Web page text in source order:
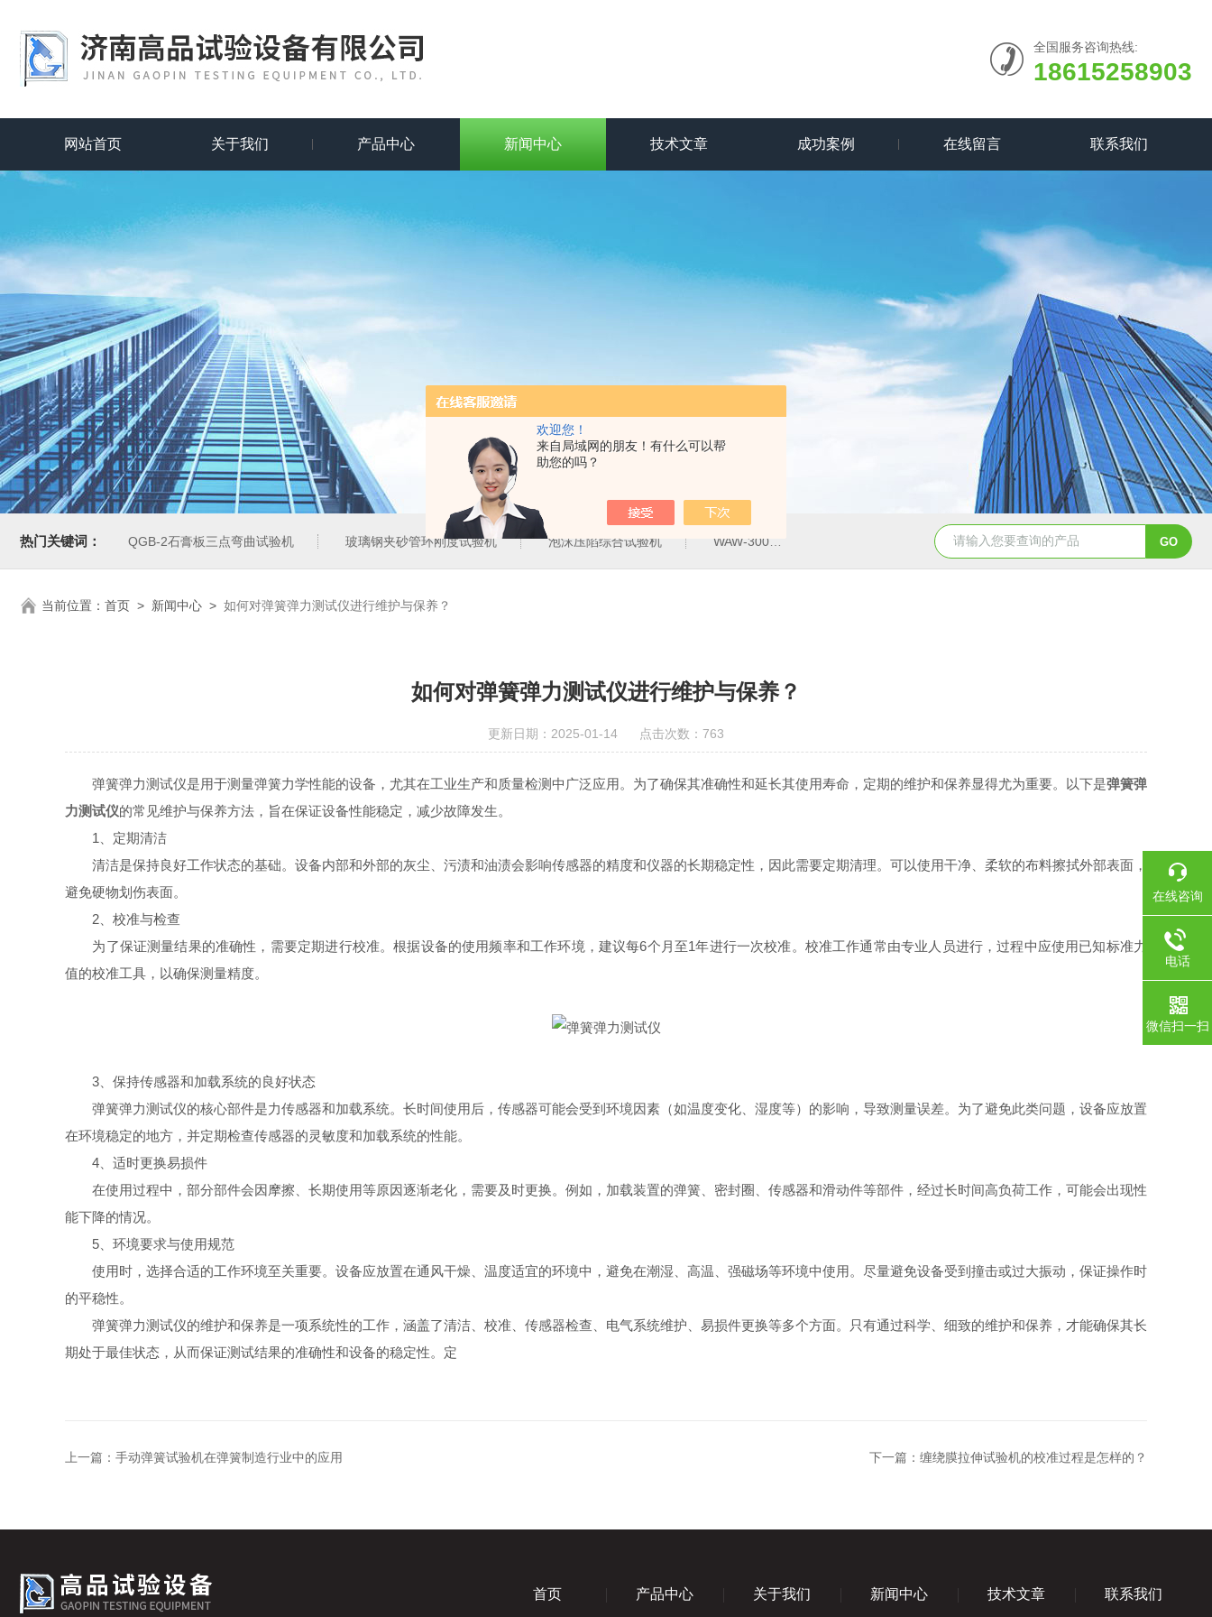
欢迎您！
来自局域网的朋友！有什么可以帮
助您的吗？
全国服务咨询热线:
18615258903
网站首页 关于我们 产品中心 新闻中心 技术文章 成功案例 在线留言 联系我们
热门关键词： QGB-2石膏板三点弯曲试验机 玻璃钢夹砂管环刚度试验机 泡沫压陷综合试验机 WAW-300G300KN电液伺服万能试验机 双工位弹簧疲劳试验机 电磁铁
当前位置： 首页 > 新闻中心 > 如何对弹簧弹力测试仪进行维护与保养？
如何对弹簧弹力测试仪进行维护与保养？
更新日期：2025-01-14 点击次数：763
弹簧弹力测试仪是用于测量弹簧力学性能的设备，尤其在工业生产和质量检测中广泛应用。为了确保其准确性和延长其使用寿命，定期的维护和保养显得尤为重要。以下是弹簧弹
力测试仪的常见维护与保养方法，旨在保证设备性能稳定，减少故障发生。
1、定期清洁
清洁是保持良好工作状态的基础。设备内部和外部的灰尘、污渍和油渍会影响传感器的精度和仪器的长期稳定性，因此需要定期清理。可以使用干净、柔软的布料擦拭外部表面，
避免硬物划伤表面。
2、校准与检查
为了保证测量结果的准确性，需要定期进行校准。根据设备的使用频率和工作环境，建议每6个月至1年进行一次校准。校准工作通常由专业人员进行，过程中应使用已知标准力
值的校准工具，以确保测量精度。
3、保持传感器和加载系统的良好状态
弹簧弹力测试仪的核心部件是力传感器和加载系统。长时间使用后，传感器可能会受到环境因素（如温度变化、湿度等）的影响，导致测量误差。为了避免此类问题，设备应放置
在环境稳定的地方，并定期检查传感器的灵敏度和加载系统的性能。
4、适时更换易损件
在使用过程中，部分部件会因摩擦、长期使用等原因逐渐老化，需要及时更换。例如，加载装置的弹簧、密封圈、传感器和滑动件等部件，经过长时间高负荷工作，可能会出现性
能下降的情况。
5、环境要求与使用规范
使用时，选择合适的工作环境至关重要。设备应放置在通风干燥、温度适宜的环境中，避免在潮湿、高温、强磁场等环境中使用。尽量避免设备受到撞击或过大振动，保证操作时
的平稳性。
弹簧弹力测试仪的维护和保养是一项系统性的工作，涵盖了清洁、校准、传感器检查、电气系统维护、易损件更换等多个方面。只有通过科学、细致的维护和保养，才能确保其长
期处于最佳状态，从而保证测试结果的准确性和设备的稳定性。定
上一篇： 手动弹簧试验机在弹簧制造行业中的应用 下一篇： 缠绕膜拉伸试验机的校准过程是怎样的？
首页 产品中心 关于我们 新闻中心 技术文章 联系我们
在线咨询
电话
微信扫一扫